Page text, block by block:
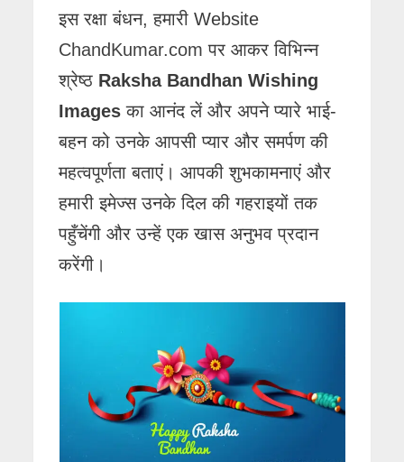
इस रक्षा बंधन, हमारी Website
ChandKumar.com पर आकर विभिन्न
श्रेष्ठ Raksha Bandhan Wishing
Images का आनंद लें और अपने प्यारे भाई-
बहन को उनके आपसी प्यार और समर्पण की
महत्वपूर्णता बताएं। आपकी शुभकामनाएं और
हमारी इमेज्स उनके दिल की गहराइयों तक
पहुँचेंगी और उन्हें एक खास अनुभव प्रदान
करेंगी।